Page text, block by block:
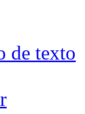
de texto